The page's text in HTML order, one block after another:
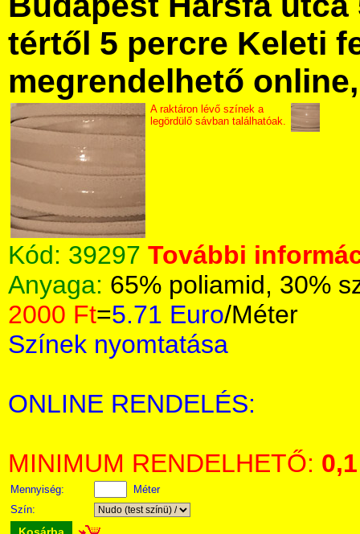
tértől 5 percre Keleti
megrendelhető
A raktáron lévő színek a
legördülő sávban találhatóak.
Kód: 39297 További
Anyaga: 65% poliamid, 30%
2000 Ft=5.71 Euro/Méter
Színek nyomtatása
ONLINE RENDELÉS:
MINIMUM RENDELHETŐ: 0,1
Mennyiség:
Méter
Szín: